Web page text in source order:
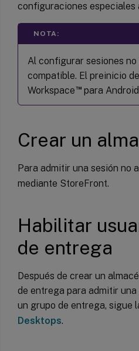
configuraciones especiales
NOTA:
Al configurar sesiones
compatible. El preinicio
Workspace™para
Crear un
Para admitir una sesión no
mediante StoreFront.
Habilitar
de entrega
Después de crear un
de entrega para admitir
un grupo de entrega, sigue
Desktops.